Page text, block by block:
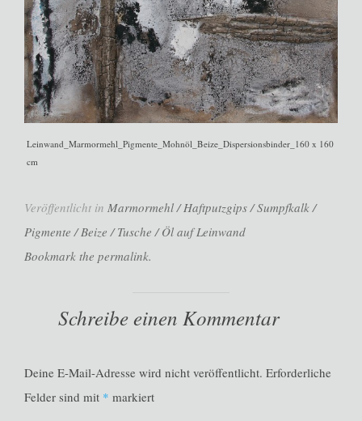
Leinwand_Marmormehl_Pigmente_Mohnöl_Beize_Dispersionsbinder_160 x 160
cm
Veröffentlicht in Marmormehl / Haftputzgips / Sumpfkalk /
Pigmente / Beize / Tusche / Öl auf Leinwand
Bookmark the permalink.
Schreibe einen Kommentar
Deine E-Mail-Adresse wird nicht veröffentlicht. Erforderliche
Felder sind mit * markiert